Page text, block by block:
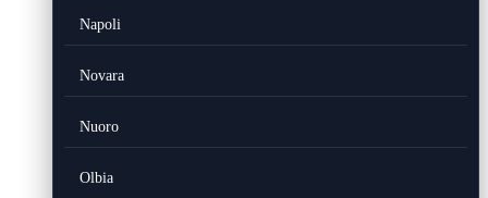
Napoli
Novara
Nuoro
Olbia